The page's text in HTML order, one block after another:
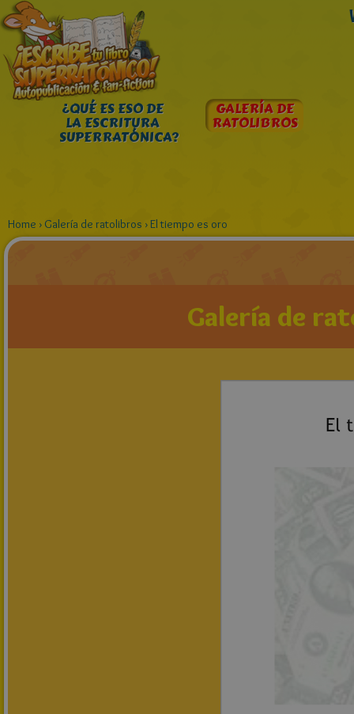
¿QUÉ ES ESO DE
LA ESCRITURA
SUPERRATÓNICA?
GALERÍA DE
RATOLIBROS
Home › Galería de ratolibros ›El tiempo es oro
Galería de